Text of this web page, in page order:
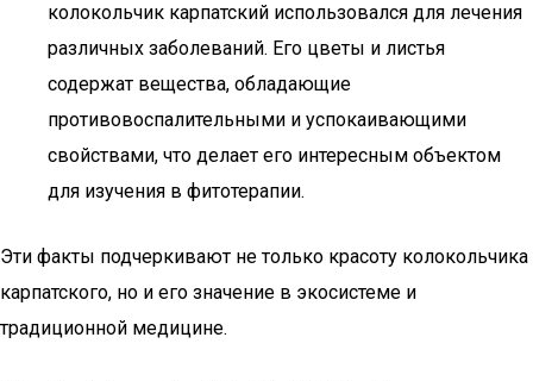
колокольчик карпатский использовался для лечения
различных заболеваний. Его цветы и листья
содержат вещества, обладающие
противовоспалительными и успокаивающими
свойствами, что делает его интересным объектом
для изучения в фитотерапии.
Эти факты подчеркивают не только красоту колокольчика
карпатского, но и его значение в экосистеме и
традиционной медицине.